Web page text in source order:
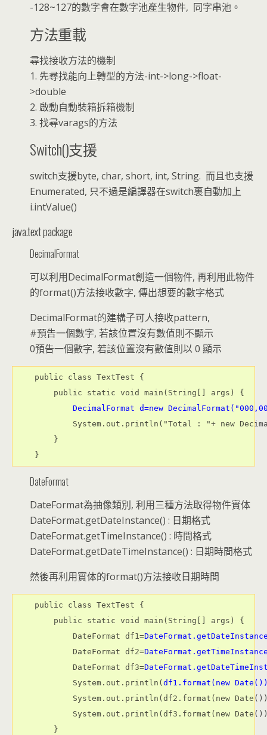
-128~127的數字會在數字池產生物件, 同字串池。
方法重載
尋找接收方法的機制
1. 先尋找能向上轉型的方法-int->long->float-
>double
2. 啟動自動裝箱拆箱機制
3. 找尋varags的方法
Switch()支援
switch支援byte, char, short, int, String. 而且也支援
Enumerated, 只不過是編譯器在switch裏自動加上
i.intValue()
java.text package
DecimalFormat
可以利用DecimalFormat創造一個物件, 再利用此物件
的format()方法接收數字, 傳出想要的數字格式
DecimalFormat的建構子可人接收pattern,
#預告一個數字, 若該位置沒有數值則不顯示
0預告一個數字, 若該位置沒有數值則以 0 顯示
    public class TextTest {
        public static void main(String[] args) {
DecimalFormat d=new
System.out.println("Total : "+ new
        }
DateFormat
DateFormat為抽像類別, 利用三種方法取得物件實体
DateFormat.getDateInstance() : 日期格式
DateFormat.getTimeInstance() : 時間格式
DateFormat.getDateTimeInstance() : 日期時間格式
然後再利用實体的format()方法接收日期時間
    public class TextTest {
        public static void main(String[] args) {
            DateFormat df1=
            DateFormat df2=
            DateFormat df3=
            System.out.println(
df1.format(new
System.out.println(df2.format(new
System.out.println(df3.format(new
        }